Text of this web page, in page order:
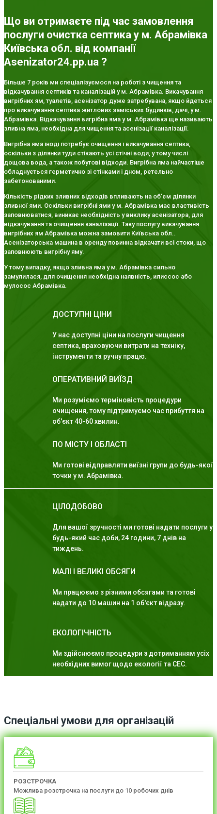
Що ви отримаєте під час замовлення
послуги очистка септика у м. Абрамівка
Київська обл. від компанії
Asenizator24.pp.ua ?
Більше 7 років ми спеціалізуємося на роботі з чищення та
відкачування септиків та каналізацій у м. Абрамівка. Викачування
вигрібних ям, туалетів, асенізатор дуже затребувана, якщо йдеться
про викачування септика житлових заміських будинків, дачі, у м.
Абрамівка. Відкачування вигрібна яма у м. Абрамівка ще називають
зливна яма, необхідна для чищення та асенізації каналізації.
Вигрібна яма іноді потребує очищення і викачування септика,
оскільки з ділянки туди стікають усі стічні води, у тому числі
дощова вода, а також побутові відходи. Вигрібна яма найчастіше
обладнується герметично зі стінками і дном, ретельно
забетонованими.
Кількість рідких зливних відходів впливають на об'єм ділянки
зливної ями. Оскільки вигрібні ями у м. Абрамівка має властивість
заповнюватися, виникає необхідність у виклику асенізатора, для
відкачування та очищення каналізації. Таку послугу викачування
вигрібних ям Абрамівка можна замовити Київська обл..
Асенізаторська машина в оренду повинна відкачати всі стоки, що
заповнюють вигрібну яму.
У тому випадку, якщо зливна яма у м. Абрамівка сильно
замулилася, для очищення необхідна наявність, илиссос або
мулосос Абрамівка.
ДОСТУПНІ ЦІНИ
У нас доступні ціни на послуги чищення
септика, враховуючи витрати на техніку,
інструменти та ручну працю.
ОПЕРАТИВНИЙ ВИЇЗД
Ми розуміємо терміновість процедури
очищення, тому підтримуємо час прибуття на
об'єкт 40-60 хвилин.
ПО МІСТУ І ОБЛАСТІ
Ми готові відправляти виїзні групи до будь-якої
точки у м. Абрамівка.
ЦІЛОДОБОВО
Для вашої зручності ми готові надати послуги у
будь-який час доби, 24 години, 7 днів на
тиждень.
МАЛІ І ВЕЛИКІ ОБСЯГИ
Ми працюємо з різними обсягами та готові
надати до 10 машин на 1 об'єкт відразу.
ЕКОЛОГІЧНІСТЬ
Ми здійснюємо процедури з дотриманням усіх
необхідних вимог щодо екології та СЕС.
Спеціальні умови для організацій
РОЗСТРОЧКА
Можлива розстрочка на послуги до 10 робочих днів